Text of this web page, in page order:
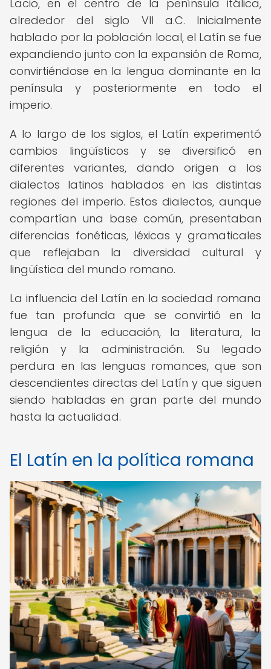
Lacio, en el centro de la península itálica,
alrededor del siglo VII a.C. Inicialmente
hablado por la población local, el Latín se fue
expandiendo junto con la expansión de Roma,
convirtiéndose en la lengua dominante en la
península y posteriormente en todo el
imperio.
A lo largo de los siglos, el Latín experimentó
cambios lingüísticos y se diversificó en
diferentes variantes, dando origen a los
dialectos latinos hablados en las distintas
regiones del imperio. Estos dialectos, aunque
compartían una base común, presentaban
diferencias fonéticas, léxicas y gramaticales
que reflejaban la diversidad cultural y
lingüística del mundo romano.
La influencia del Latín en la sociedad romana
fue tan profunda que se convirtió en la
lengua de la educación, la literatura, la
religión y la administración. Su legado
perdura en las lenguas romances, que son
descendientes directas del Latín y que siguen
siendo habladas en gran parte del mundo
hasta la actualidad.
El Latín en la política romana